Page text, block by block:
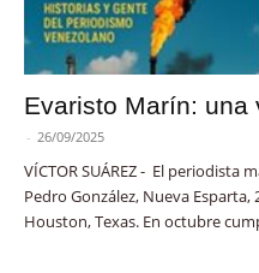
Evaristo Marín: una
- 26/09/2025
VÍCTOR SUÁREZ - El periodista
Pedro González, Nueva
Houston, Texas. En octubre